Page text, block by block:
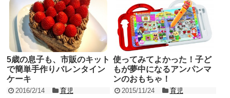
5歳の息子も、市販のキット
で簡単手作りバレンタイン
ケーキ
2016/2/14 育児
使ってみてよかった！子ど
もが夢中になるアンパンマ
ンのおもちゃ！
2015/11/24 育児